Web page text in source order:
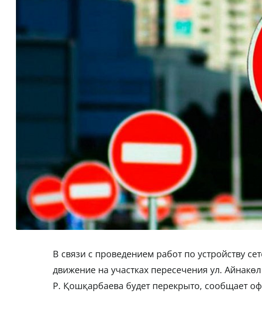
В связи с проведением работ по устройству
движение на участках пересечения ул.
Р. Қошқарбаева будет перекрыто, сообщает